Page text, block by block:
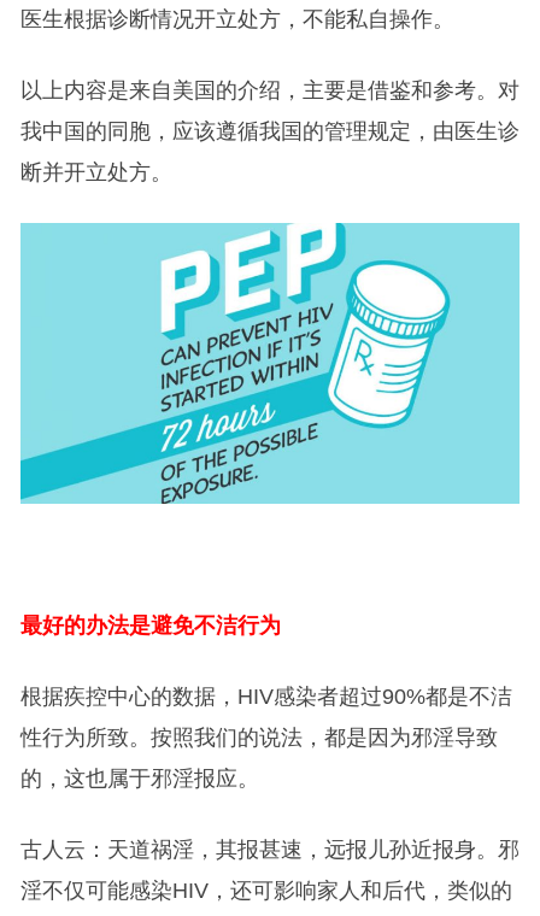
医生根据诊断情况开立处方，不能私自操作。
以上内容是来自美国的介绍，主要是借鉴和参考。对
我中国的同胞，应该遵循我国的管理规定，由医生诊
断并开立处方。
最好的办法是避免不洁行为
根据疾控中心的数据，HIV感染者超过90%都是不洁
性行为所致。按照我们的说法，都是因为邪淫导致
的，这也属于邪淫报应。
古人云：天道祸淫，其报甚速，远报儿孙近报身。邪
淫不仅可能感染HIV，还可影响家人和后代，类似的